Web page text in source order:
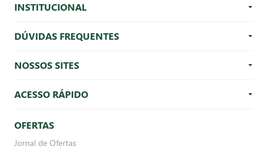
INSTITUCIONAL
DÚVIDAS FREQUENTES
NOSSOS SITES
ACESSO RÁPIDO
OFERTAS
Jornal de Ofertas